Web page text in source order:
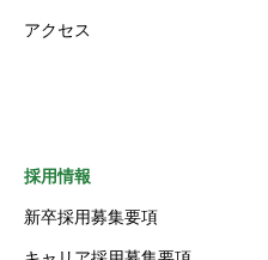
アクセス
採用情報
新卒採用募集要項